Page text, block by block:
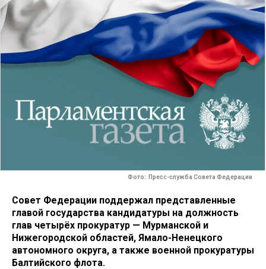
Фото: Пресс-служба Совета Федерации
Совет Федерации поддержал представленные
главой государства кандидатуры на должность
глав четырёх прокуратур — Мурманской и
Нижегородской областей, Ямало-Ненецкого
автономного округа, а также военной прокуратуры
Балтийского флота.